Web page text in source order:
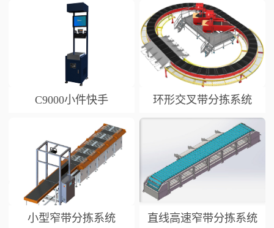
C9000小件快手 环形交叉带分拣系统
小型窄带分拣系统 直线高速窄带分拣系统